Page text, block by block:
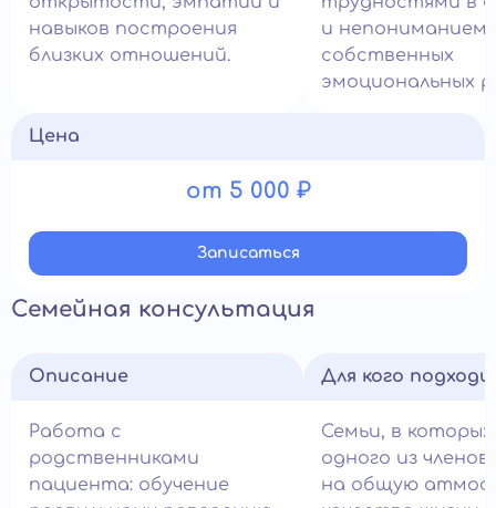
навыков построения
близких отношений.
и непониманием
собственных
эмоциональных
Цена
от 5 000 ₽
Записатьcя
Семейная консультация
Описание
Работа с
родственниками
пациента: обучение
Для кого
Семьи, в
одного из
на общую